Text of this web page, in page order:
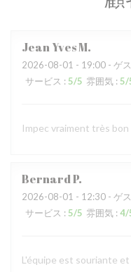
Jean YvesM
2026-08-01 - 19:00 - ゲ
サービス : 5/5 雰囲気 : 5/
Impec vraiment très bon
BernardP
2026-08-01 - 12:30 - ゲ
サービス : 5/5 雰囲気 : 4/
L'équipe est souriante